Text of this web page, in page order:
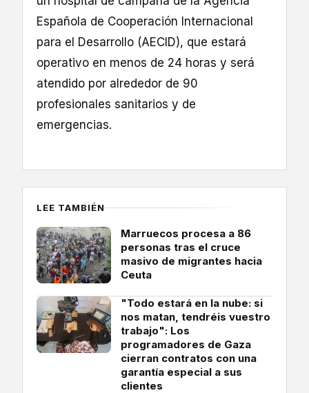
Española de Cooperación Internacional
para el Desarrollo (AECID), que estará
operativo en menos de 24 horas y será
atendido por alrededor de 90
profesionales sanitarios y de
emergencias.
LEE TAMBIÉN
Marruecos procesa a 86
personas tras el cruce
masivo de migrantes hacia
Ceuta
"Todo estará en la nube: si
nos matan, tendréis vuestro
trabajo": Los
programadores de Gaza
cierran contratos con una
garantía especial a sus
clientes